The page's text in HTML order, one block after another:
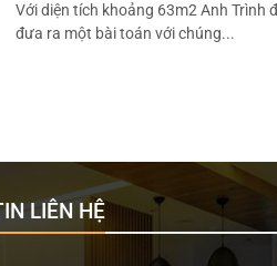
Với diện tích khoảng 63m2 Anh Trình
đưa ra một bài toán với chúng...
LIÊN HỆ